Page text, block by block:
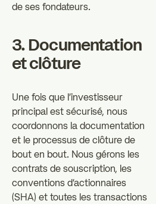
de ses fondateurs.
3. Documentation
et clôture
Une fois que l'investisseur
principal est sécurisé, nous
coordonnons la documentation
et le processus de clôture de
bout en bout. Nous gérons les
contrats de souscription, les
conventions d'actionnaires
(SHA) et toutes les transactions